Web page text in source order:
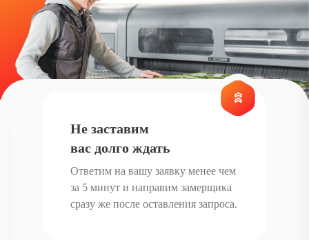
Не заставим
вас долго ждать
Ответим на вашу заявку менее чем
за 5 минут и направим замерщика
сразу же после оставления запроса.